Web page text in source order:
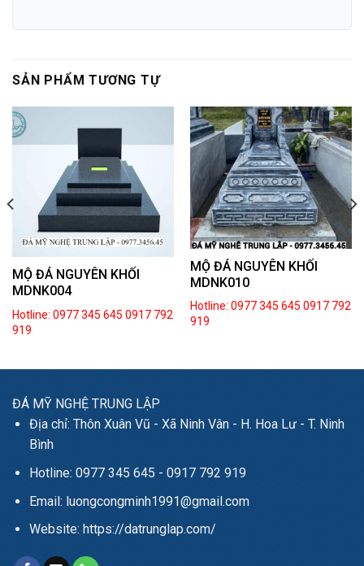
SẢN PHẨM TƯƠNG TỰ
MỘ ĐÁ NGUYÊN KHỐI
MDNK004
Hotline: 0977 345 645 0917 792
919
MỘ ĐÁ NGUYÊN KHỐI
MDNK010
Hotline: 0977 345 645 0917 792
919
ĐÁ MỸ NGHỆ TRUNG LẬP
Địa chỉ: Thôn Xuân Vũ - Xã Ninh Vân - H. Hoa Lư - T. Ninh
Bình
Hotline: 0977 345 645 - 0917 792 919
Email: luongcongminh1991@gmail.com
Website: https://datrunglap.com/